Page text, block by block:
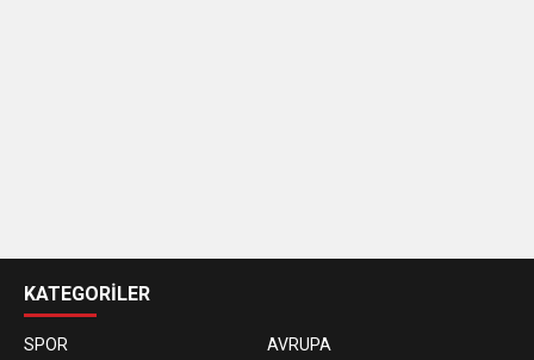
siteleri
KATEGORİLER
SPOR
AVRUPA